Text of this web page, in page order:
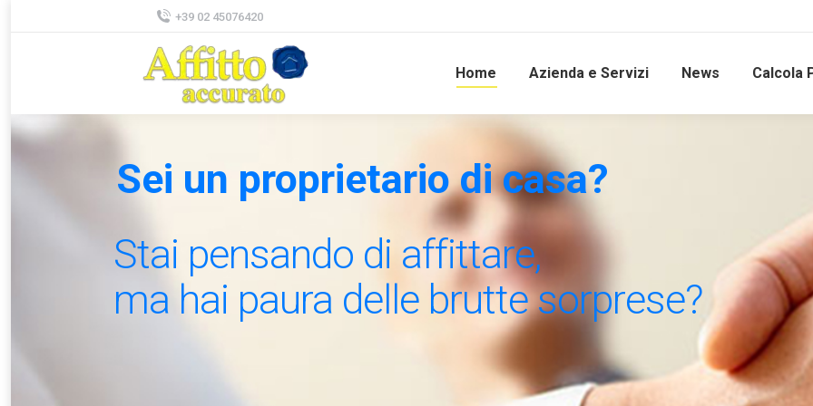
+39 02 45076420
Home Azienda e Servizi News Calcola
Sei un proprietario di casa?
Stai pensando di affittare,
ma hai paura delle brutte sorprese?